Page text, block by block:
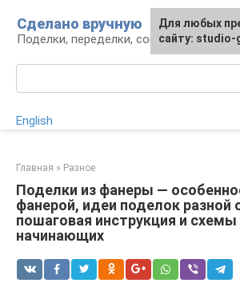
контенту
Сделано вручную
Поделки, переделки, советы мастерам
English
Главная » Разное
Поделки из фанеры —
фанерой, идеи поделок разной
пошаговая инструкция и
начинающих
Для любых
сайту: